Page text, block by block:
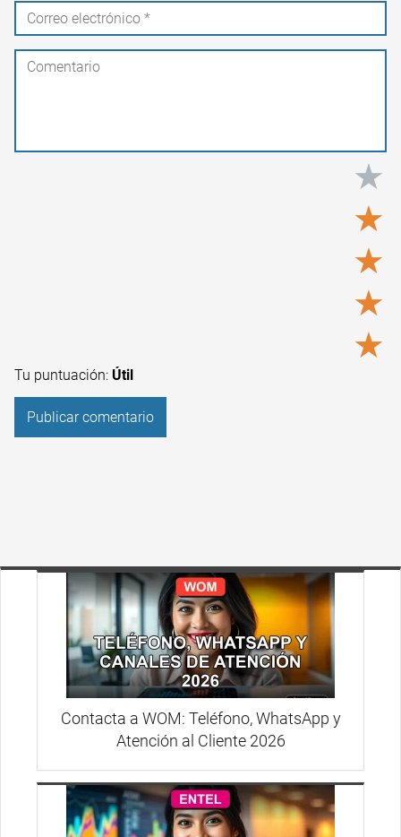
★
★
★
★
★
Tu puntuación: Útil
Contacta a WOM: Teléfono, WhatsApp y
Atención al Cliente 2026